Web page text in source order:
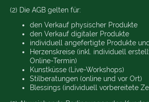
(2) Die AGB gelten für:
den Verkauf physischer Produkte
den Verkauf digitaler Produkte
individuell angefertigte Produkte
Herzenskreise (inkl. individuell
Online-Termin)
Kunstküsse (Live-Workshops)
Stilberatungen (online und vor Ort)
Blessings (individuell vorbereitete